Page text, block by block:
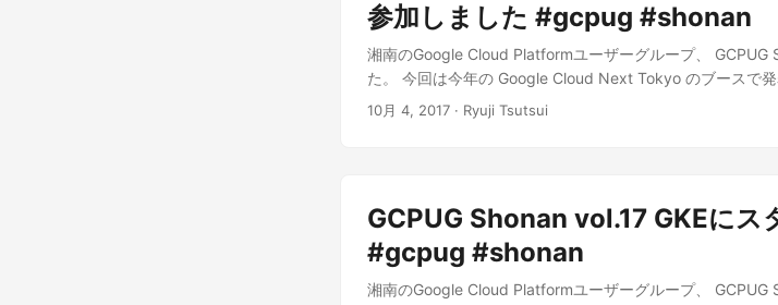
参加しました #gcpug #shonan
湘南のGoogle Cloud Platformユーザーグループ、
た。 今回は今年の Google Cloud Next Tokyo のブースで
て株式会社トップゲートのorfeonさんに解説していただきま
10月 4, 2017 · Ryuji Tsutsui
GCPUG Shonan vol.17 GKEにス
#gcpug #shonan
湘南のGoogle Cloud Platformユーザーグループ、 GCPUG